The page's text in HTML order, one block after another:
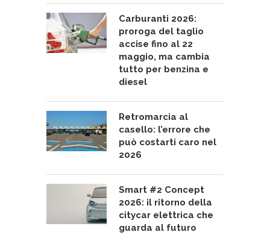
Carburanti 2026:
proroga del taglio
accise fino al 22
maggio, ma cambia
tutto per benzina e
diesel
Retromarcia al
casello: l’errore che
può costarti caro nel
2026
Smart #2 Concept
2026: il ritorno della
citycar elettrica che
guarda al futuro